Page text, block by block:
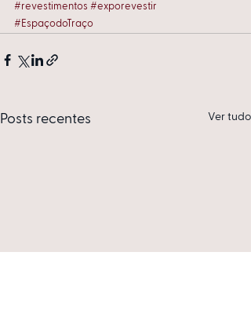
#revestimentos #exporevestir
#EspaçodoTraço
Posts recentes Ver tudo